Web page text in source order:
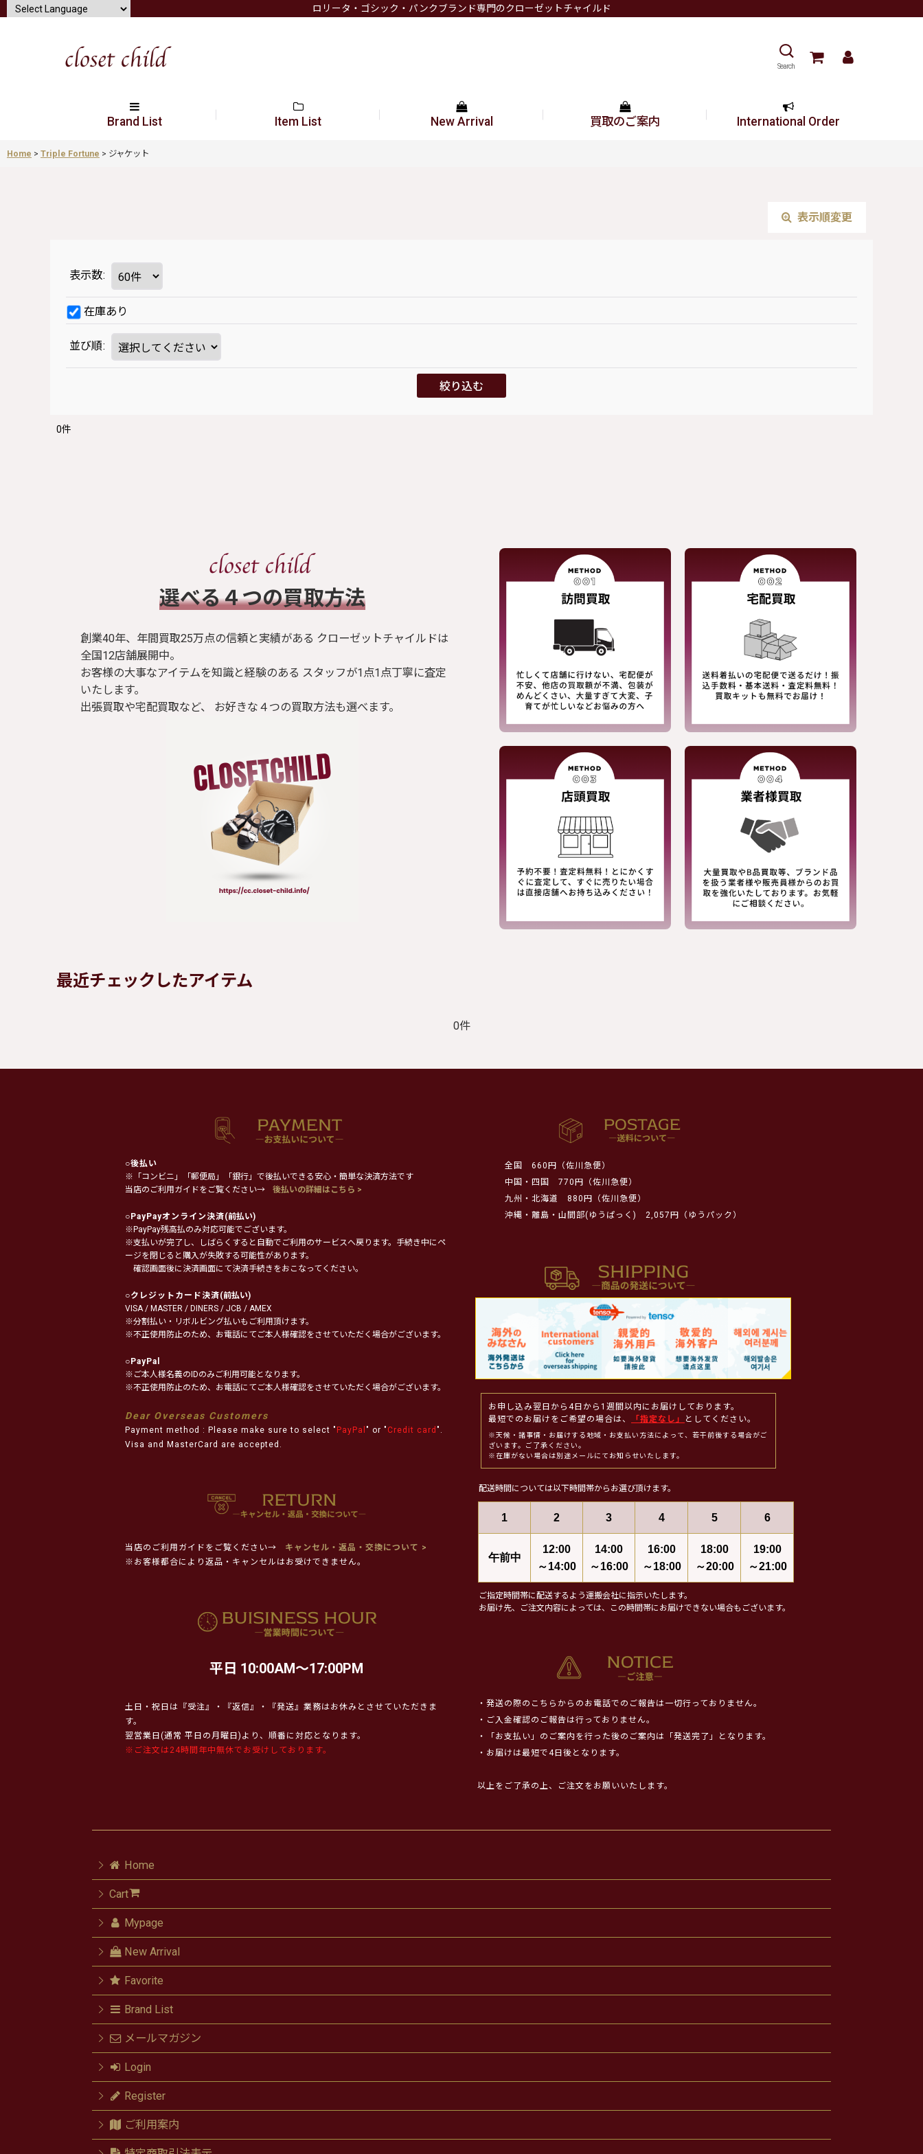
ロリータ・ゴシック・パンクブランド専門のクローゼットチャイルド
Search
Brand List Item List New Arrival 買取のご案内 International Order
Home > Triple Fortune > ジャケット
表示順変更
表示数:
在庫あり
並び順:
絞り込む
0件
​選べる４つの買取方法
創業40年、年間買取25万点の信頼と実績がある クローゼットチャイルドは
全国12店舗展開中。
お客様の大事なアイテムを知識と経験のある スタッフが1点1点丁寧に査定
いたします。
出張買取や宅配買取など、 お好きな４つの買取方法も選べます。
最近チェックしたアイテム
0件
○後払い
※「コンビニ」「郵便局」「銀行」で後払いできる安心・簡単な決済方法です
当店のご利用ガイドをご覧ください→
後払いの詳細はこちら >
○ PayPayオンライン決済(前払い)
※PayPay残高払のみ対応可能でございます。
※支払いが完了し、しばらくすると自動でご利用のサービスへ戻ります。手続き中にペ
ージを閉じると購入が失敗する可能性があります。
確認画面後に決済画面にて決済手続きをおこなってください。
○クレジットカード決済(前払い)
VISA / MASTER / DINERS / JCB / AMEX
※分割払い・リボルビング払いもご利用頂けます。
※不正使用防止のため、お電話にてご本人様確認をさせていただく場合がございます。
○ PayPal
※ご本人様名義のIDのみご利用可能となります。
※不正使用防止のため、お電話にてご本人様確認をさせていただく場合がございます。
Dear Overseas Customers
Payment method : Please make sure to select " PayPal " or " Credit card ".
Visa and MasterCard are accepted.
当店のご利用ガイドをご覧ください→
キャンセル・返品・交換について >
※お客様都合により返品・キャンセルはお受けできません。
平日 10:00AM～17:00PM
土日・祝日は『受注』・『返信』・『発送』業務はお休みとさせていただきま
す。
翌営業日(通常 平日の月曜日)より、順番に対応となります。
※ご注文は24時間年中無休でお受けしております。
全国
660円（佐川急便）
中国・四国
770円（佐川急便）
九州・北海道
880円（佐川急便）
沖縄・離島・山間部(ゆうぱっく)
2,057円（ゆうパック）
お申し込み翌日から4日から1週間以内にお届けしております。
最短でのお届けをご希望の場合は、
「指定なし」 としてください。
※天候・諸事情・お届けする地域・お支払い方法によって、若干前後する場合がご
ざいます。ご了承ください。
※在庫がない場合は別途メールにてお知らせいたします。
配送時間については以下時間帯からお選び頂けます。
1 2 3 4 5 6
午前中
12:00
～14:00
14:00
～16:00
16:00
～18:00
18:00
～20:00
19:00
～21:00
ご指定時間帯に配送するよう運搬会社に指示いたします。
お届け先、ご注文内容によっては、この時間帯にお届けできない場合もございます。
・発送の際のこちらからのお電話でのご報告は一切行っておりません。
・ご入金確認のご報告は行っておりません。
・「お支払い」のご案内を行った後のご案内は「発送完了」となります。
・お届けは最短で4日後となります。
以上をご了承の上、ご注文をお願いいたします。
Home
Cart
Mypage
New Arrival
Favorite
Brand List
メールマガジン
Login
Register
ご利用案内